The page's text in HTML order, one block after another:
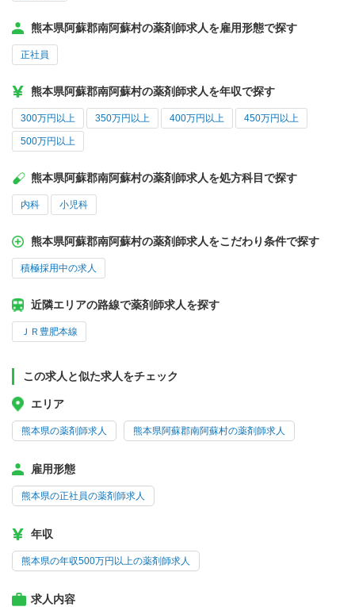
熊本県阿蘇郡南阿蘇村の薬剤師求人を雇用形態で探す
正社員
熊本県阿蘇郡南阿蘇村の薬剤師求人を年収で探す
300万円以上 350万円以上 400万円以上 450万円以上
500万円以上
熊本県阿蘇郡南阿蘇村の薬剤師求人を処方科目で探す
内科 小児科
熊本県阿蘇郡南阿蘇村の薬剤師求人をこだわり条件で探す
積極採用中の求人
近隣エリアの路線で薬剤師求人を探す
ＪＲ豊肥本線
この求人と似た求人をチェック
エリア
熊本県の薬剤師求人 熊本県阿蘇郡南阿蘇村の薬剤師求人
雇用形態
熊本県の正社員の薬剤師求人
年収
熊本県の年収500万円以上の薬剤師求人
求人内容